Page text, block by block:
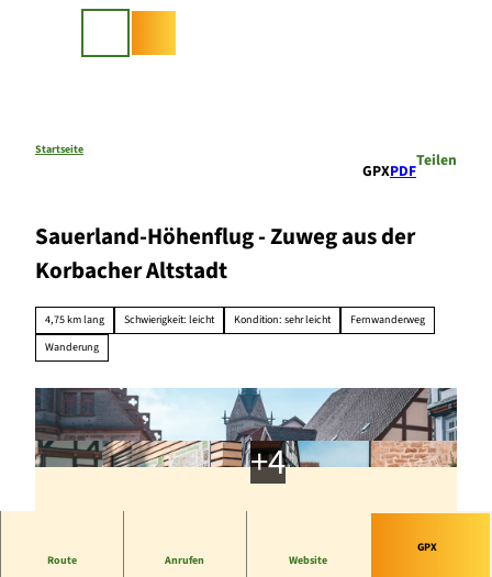
Startseite
GPXPDF
Teilen
Sauerland-Höhenflug - Zuweg aus der
Korbacher Altstadt
4,75 km lang Schwierigkeit: leicht Kondition: sehr leicht
Fernwanderweg
Wanderung
Route Anrufen Website
GPX